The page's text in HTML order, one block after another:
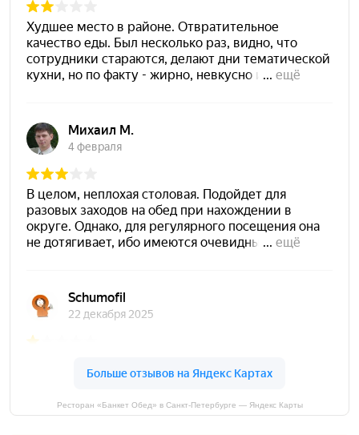
Ресторан «Банкет Обед» в Санкт-Петербурге — Яндекс Карты